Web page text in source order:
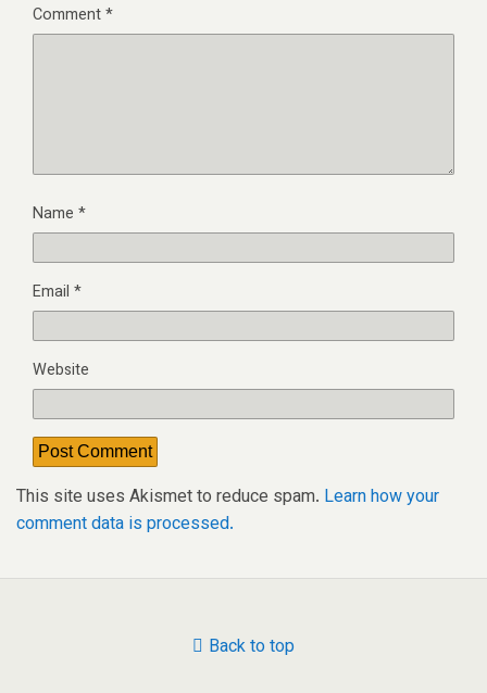
Comment*
Name *
Email *
Website
This site uses Akismet to reduce spam. Learn how your
comment data is processed.
Back to top